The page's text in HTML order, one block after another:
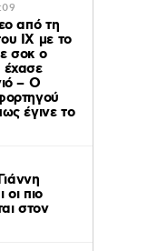
από τη
ΙΧ με το
σοκ ο
έχασε
– Ο
έγινε το
οι πιο
στον